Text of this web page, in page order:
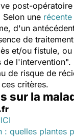
post-
une
d'un
de
et/ou fistule,
de l'intervention".
de risque de
critères.
sur la
: quelles plantes